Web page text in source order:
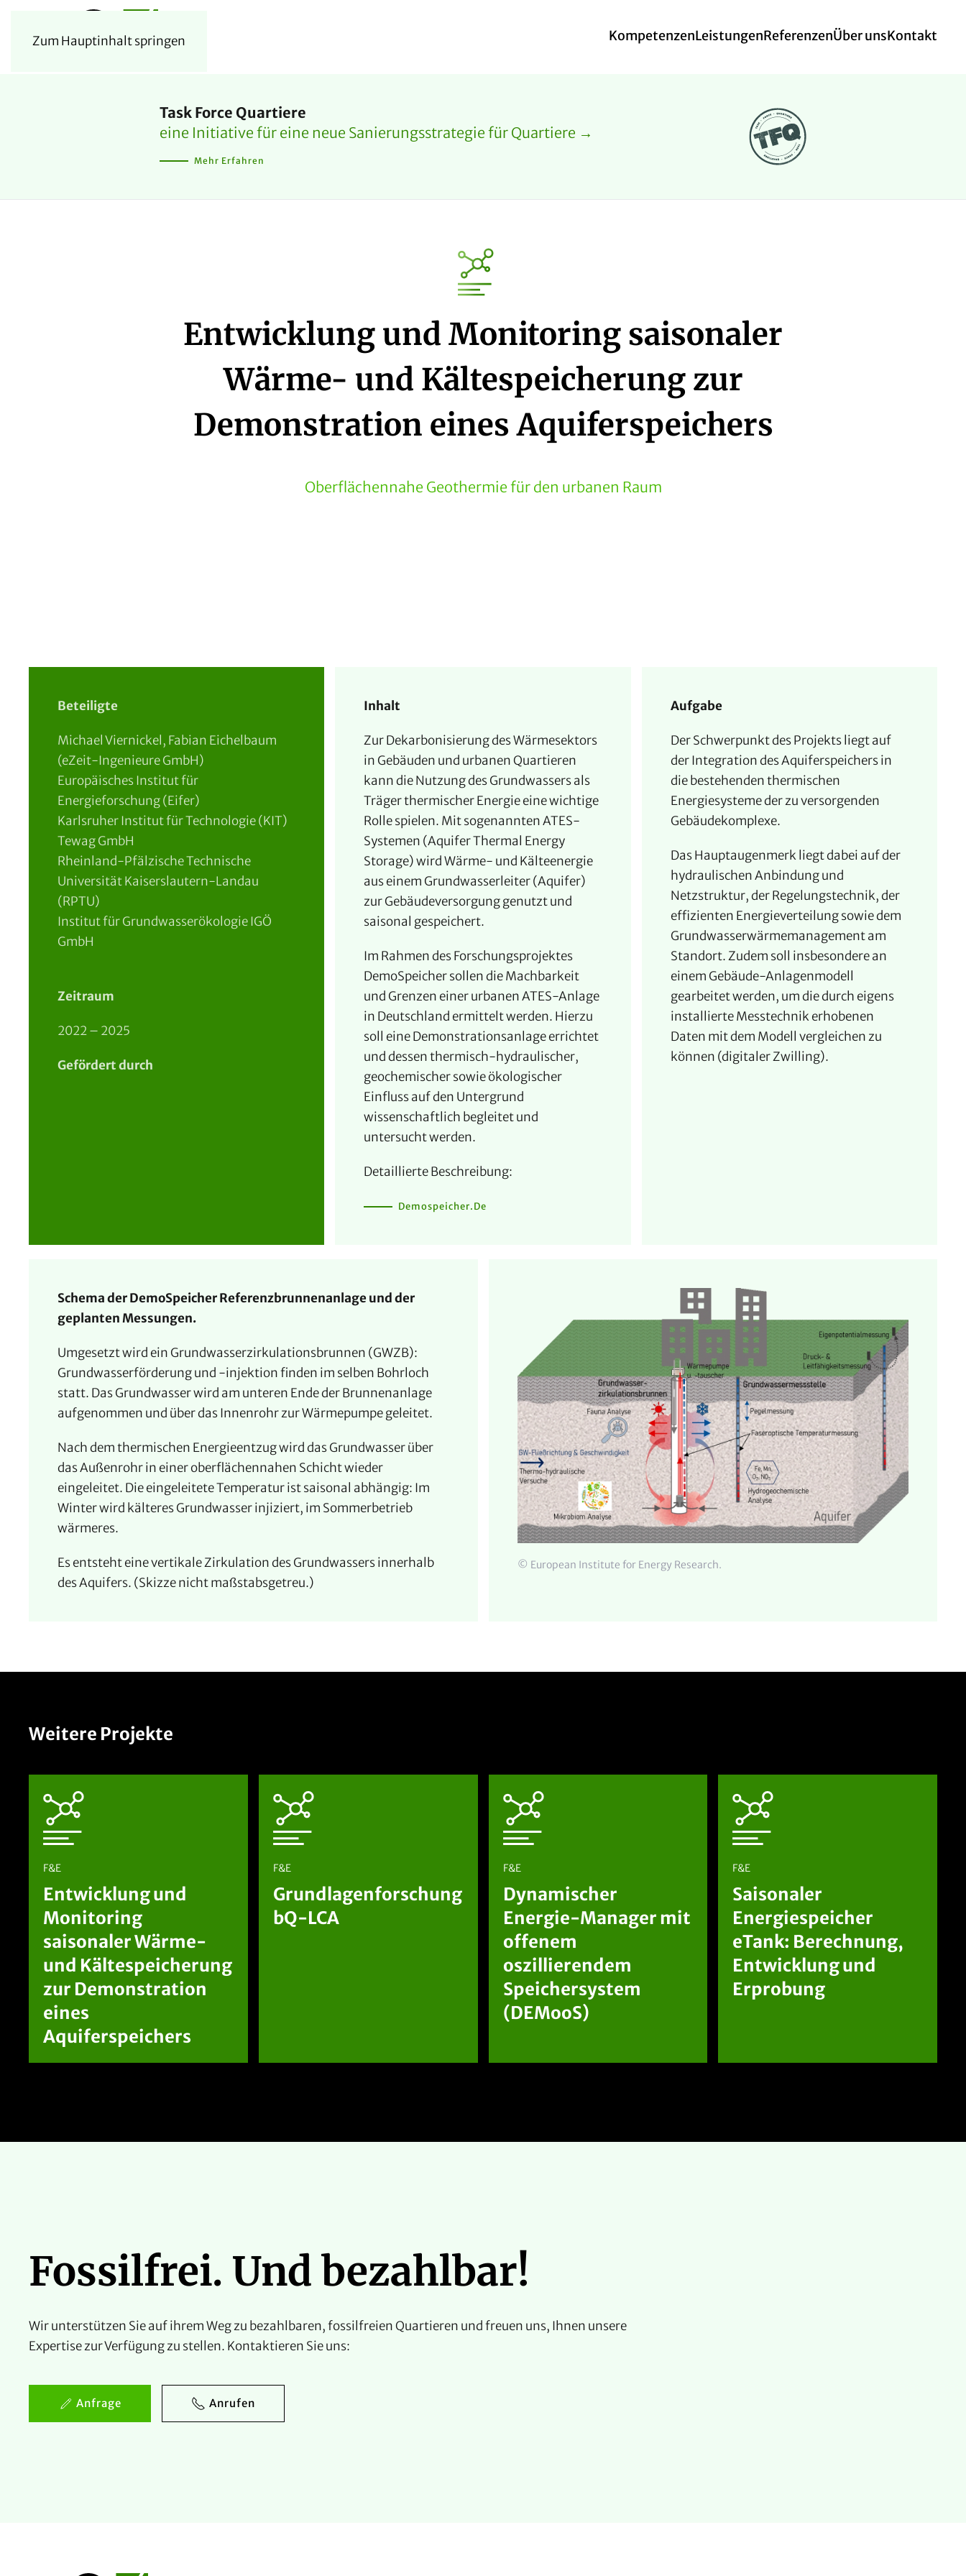
Zum Hauptinhalt springen KompetenzenLeistungenReferenzenÜber unsKontakt
Task Force Quartiere
eine Initiative für eine neue Sanierungsstrategie für Quartiere →
Mehr Erfahren
Entwicklung und Monitoring saisonaler
Wärme- und Kältespeicherung zur
Demonstration eines Aquiferspeichers
Oberflächennahe Geothermie für den urbanen Raum
Beteiligte
Michael Viernickel, Fabian Eichelbaum
(eZeit-Ingenieure GmbH)
Europäisches Institut für
Energieforschung (Eifer)
Karlsruher Institut für Technologie (KIT)
Tewag GmbH
Rheinland-Pfälzische Technische
Universität Kaiserslautern-Landau
(RPTU)
Institut für Grundwasserökologie IGÖ
GmbH
Zeitraum
2022 – 2025
Gefördert durch
Inhalt
Zur Dekarbonisierung des Wärmesektors
in Gebäuden und urbanen Quartieren
kann die Nutzung des Grundwassers als
Träger thermischer Energie eine wichtige
Rolle spielen. Mit sogenannten ATES-
Systemen (Aquifer Thermal Energy
Storage) wird Wärme- und Kälteenergie
aus einem Grundwasserleiter (Aquifer)
zur Gebäudeversorgung genutzt und
saisonal gespeichert.
Im Rahmen des Forschungsprojektes
DemoSpeicher sollen die Machbarkeit
und Grenzen einer urbanen ATES-Anlage
in Deutschland ermittelt werden. Hierzu
soll eine Demonstrationsanlage errichtet
und dessen thermisch-hydraulischer,
geochemischer sowie ökologischer
Einfluss auf den Untergrund
wissenschaftlich begleitet und
untersucht werden.
Detaillierte Beschreibung:
Demospeicher.de
Aufgabe
Der Schwerpunkt des Projekts liegt auf
der Integration des Aquiferspeichers in
die bestehenden thermischen
Energiesysteme der zu versorgenden
Gebäudekomplexe.
Das Hauptaugenmerk liegt dabei auf der
hydraulischen Anbindung und
Netzstruktur, der Regelungstechnik, der
effizienten Energieverteilung sowie dem
Grundwasserwärmemanagement am
Standort. Zudem soll insbesondere an
einem Gebäude-Anlagenmodell
gearbeitet werden, um die durch eigens
installierte Messtechnik erhobenen
Daten mit dem Modell vergleichen zu
können (digitaler Zwilling).
Schema der DemoSpeicher Referenzbrunnenanlage und der
geplanten Messungen.
Umgesetzt wird ein Grundwasserzirkulationsbrunnen (GWZB):
Grundwasserförderung und -injektion finden im selben Bohrloch
statt. Das Grundwasser wird am unteren Ende der Brunnenanlage
aufgenommen und über das Innenrohr zur Wärmepumpe geleitet.
Nach dem thermischen Energieentzug wird das Grundwasser über
das Außenrohr in einer oberflächennahen Schicht wieder
eingeleitet. Die eingeleitete Temperatur ist saisonal abhängig: Im
Winter wird kälteres Grundwasser injiziert, im Sommerbetrieb
wärmeres.
Es entsteht eine vertikale Zirkulation des Grundwassers innerhalb
des Aquifers. (Skizze nicht maßstabsgetreu.)
© European Institute for Energy Research.
Weitere Projekte
F&E
Entwicklung und
Monitoring
saisonaler Wärme-
und Kältespeicherung
zur Demonstration
eines
Aquiferspeichers
F&E
Grundlagenforschung
bQ-LCA
F&E
Dynamischer
Energie-Manager mit
offenem
oszillierendem
Speichersystem
(DEMooS)
F&E
Saisonaler
Energiespeicher
eTank: Berechnung,
Entwicklung und
Erprobung
Fossilfrei. Und bezahlbar!
Wir unterstützen Sie auf ihrem Weg zu bezahlbaren, fossilfreien Quartieren und freuen uns, Ihnen unsere
Expertise zur Verfügung zu stellen. Kontaktieren Sie uns:
Anfrage Anrufen